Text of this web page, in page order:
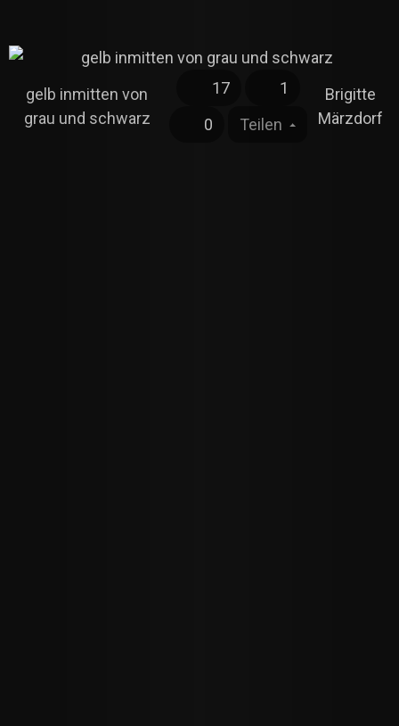
gelb inmitten von
grau und schwarz
17
1
0
Teilen
Brigitte
Märzdorf